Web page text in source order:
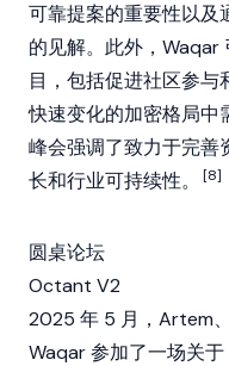
可靠提案的重要性以及
的见解。此外，
目，包括促进社区参与
快速变化的加密格局中
峰会强调了致力于完善
长和行业可持续性。
[8]
圆桌论坛
Octant V2
2025 年 5 月，Artem
Waqar 参加了一场关于